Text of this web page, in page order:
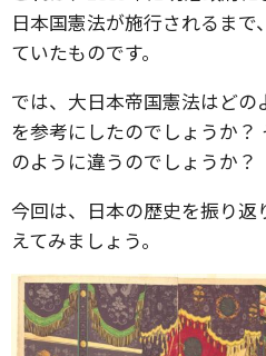
日本国憲法が施行されるま
ていたものです。
では、大日本帝国憲法はど
を参考にしたのでしょうか
のように違うのでしょうか？
今回は、日本の歴史を振り
えてみましょう。